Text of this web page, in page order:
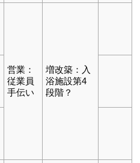
営業：
従業員
手伝い
増改築：入
浴施設第4
段階？